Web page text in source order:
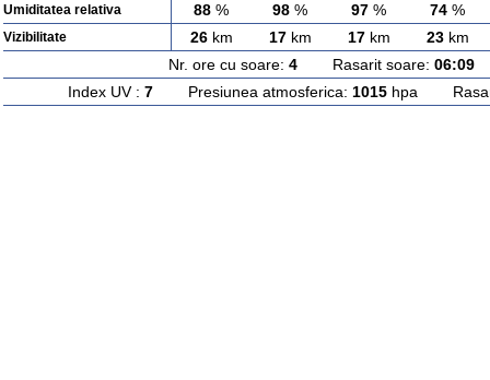
Umiditatea relativa 88 % 98 % 97 % 74 %
Vizibilitate 26km 17km 17km 23km
Nr. ore cu soare: 4Rasarit soare: 06:09
Index UV : 7Presiunea atmosferica: 1015hpa